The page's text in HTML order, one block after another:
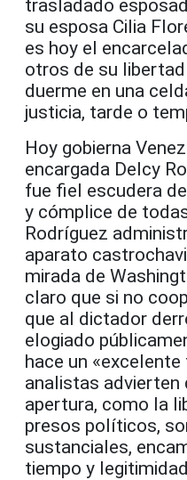
trasladado
su esposa Cilia
es hoy el
otros de su
duerme en una
justicia, tarde o
Hoy gobierna
encargada Delcy
fue fiel escudera
y cómplice de
Rodríguez
aparato
mirada de
claro que si no
que al dictador
elogiado
hace un «excelente
analistas advierten
apertura, como la
presos políticos,
sustanciales,
tiempo y